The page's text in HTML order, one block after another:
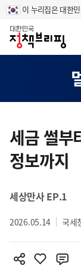
이 누리집은 대한
홈
츠
영
세금 썰부
정보까지
세상만사 EP.1
2026.05.14 국세